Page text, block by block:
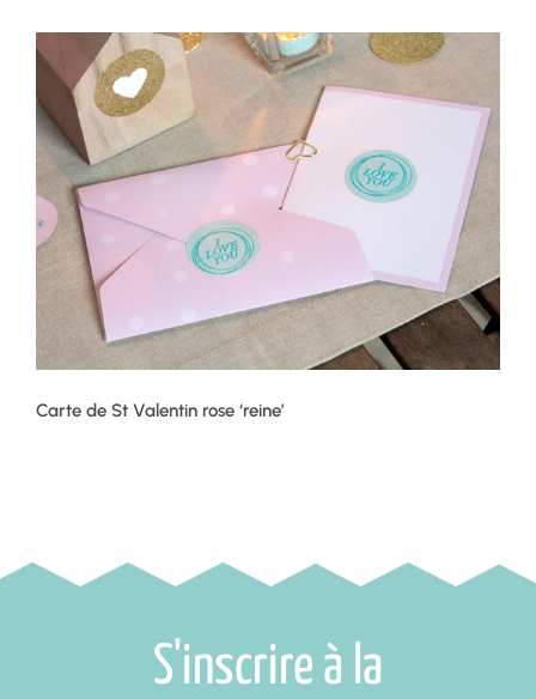
Carte de St Valentin rose ‘reine’
S'inscrire à la